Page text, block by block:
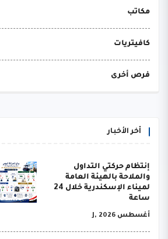
مكاتب
كافيتريات
فرص أخرى
أخر الأخبار
إنتظام حركتي التداول
والملاحة بالهيئة العامة
لميناء الإسكندرية خلال 24
ساعة
أغسطس J, 2026